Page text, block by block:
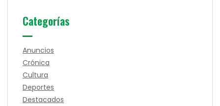
Categorías
Anuncios
Crónica
Cultura
Deportes
Destacados